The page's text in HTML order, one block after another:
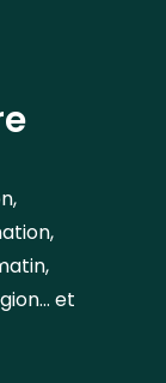
et